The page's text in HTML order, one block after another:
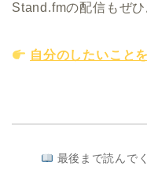
Stand.fmの配信もぜひ
自分のしたいこと
最後まで読んで